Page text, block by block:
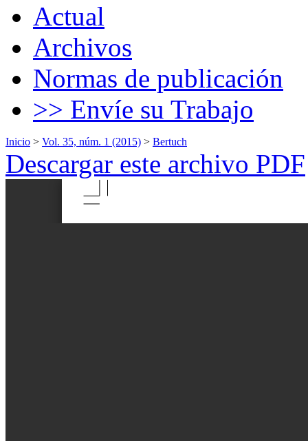
Actual
Archivos
Normas de publicación
>> Envíe su Trabajo
Inicio > Vol. 35, núm. 1 (2015) > Bertuch
Descargar este archivo PDF